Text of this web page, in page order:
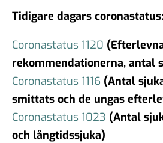
Tidigare dagars coronastatus:
Coronastatus 1120
rekommendationerna, antal
Coronastatus 1116 (Antal
smittats och de ungas
Coronastatus 1023 (Antal
och långtidssjuka)